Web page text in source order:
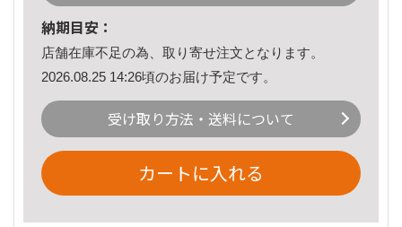
納期目安：
店舗在庫不足の為、取り寄せ注文となります。
2026.08.25 14:26頃のお届け予定です。
受け取り方法・送料について
カートに入れる